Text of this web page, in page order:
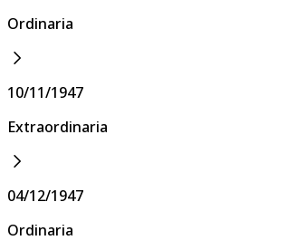
Ordinaria
10/11/1947
Extraordinaria
04/12/1947
Ordinaria